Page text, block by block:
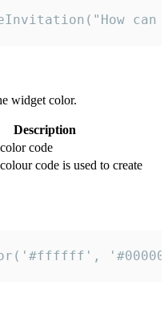
widget color.
Description
code
code is used to create